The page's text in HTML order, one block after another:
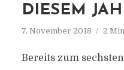
IESEM
7. November 2018 2
Bereits zum